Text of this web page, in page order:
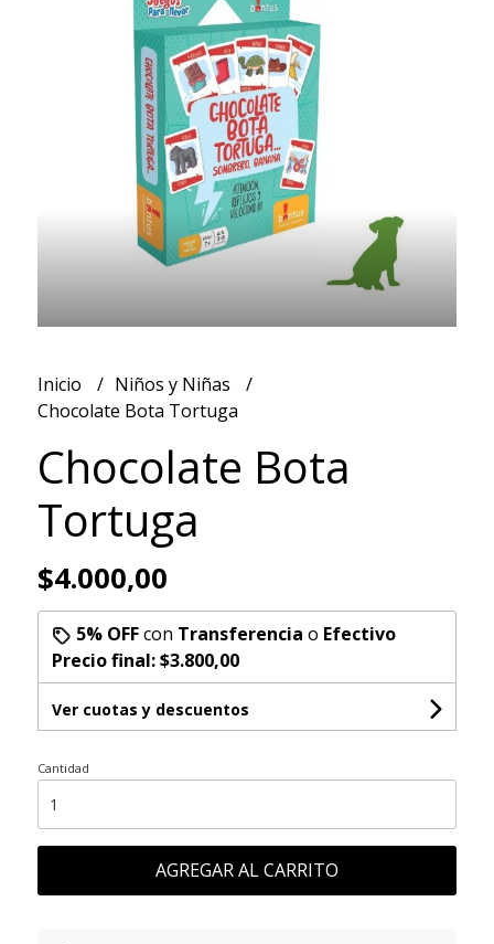
Inicio
Niños y Niñas
Chocolate Bota Tortuga
Chocolate Bota
Tortuga
$4.000,00
5% OFFcon Transferencia o Efectivo
Precio final:$3.800,00
Ver cuotas y descuentos
Cantidad
AGREGAR AL CARRITO